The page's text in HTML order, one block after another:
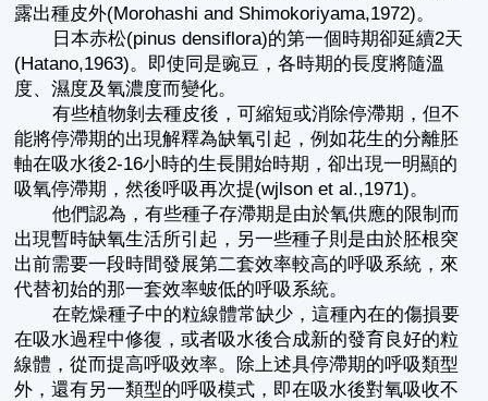
露出種皮外(Morohashi and Shimokoriyama,1972)。
日本赤松(pinus densiflora)的第一個時期卻延續2天
(Hatano,1963)。即使同是豌豆，各時期的長度將隨溫
度、濕度及氧濃度而變化。
有些植物剝去種皮後，可縮短或消除停滯期，但不
能將停滯期的出現解釋為缺氧引起，例如花生的分離胚
軸在吸水後2-16小時的生長開始時期，卻出現一明顯的
吸氧停滯期，然後呼吸再次提(wjlson et al.,1971)。
他們認為，有些種子存滯期是由於氧供應的限制而
出現暫時缺氧生活所引起，另一些種子則是由於胚根突
出前需要一段時間發展第二套效率較高的呼吸系統，來
代替初始的那一套效率蚾低的呼吸系統。
在乾燥種子中的粒線體常缺少，這種內在的傷損要
在吸水過程中修復，或者吸水後合成新的發育良好的粒
線體，從而提高呼吸效率。除上述具停滯期的呼吸類型
外，還有另一類型的呼吸模式，即在吸水後對氧吸收不